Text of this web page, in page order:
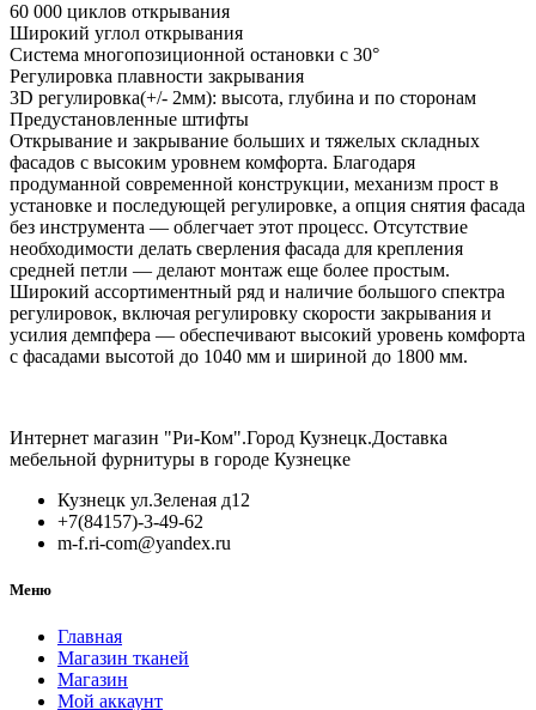
DTC
60 000 циклов открывания
Широкий углол открывания
Система многопозиционной остановки с 30°
Регулировка плавности закрывания
3D регулировка(+/- 2мм): высота, глубина и по сторонам
Предустановленные штифты
Открывание и закрывание больших и тяжелых складных
фасадов с высоким уровнем комфорта. Благодаря
продуманной современной конструкции, механизм прост в
установке и последующей регулировке, а опция снятия фасада
без инструмента — облегчает этот процесс. Отсутствие
необходимости делать сверления фасада для крепления
средней петли — делают монтаж еще более простым.
Широкий ассортиментный ряд и наличие большого спектра
регулировок, включая регулировку скорости закрывания и
усилия демпфера — обеспечивают высокий уровень комфорта
с фасадами высотой до 1040 мм и шириной до 1800 мм.
Интернет магазин "Ри-Ком".Город Кузнецк.Доставка
мебельной фурнитуры в городе Кузнецке
Кузнецк ул.Зеленая д12
+7(84157)-3-49-62
m-f.ri-com@yandex.ru
Меню
Главная
Магазин тканей
Магазин
Мой аккаунт